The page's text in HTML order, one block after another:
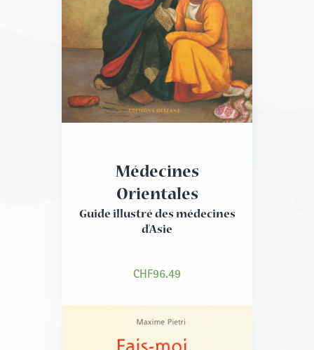
Médecines
Orientales
Guide illustré des médecines
d’Asie
CHF96.49